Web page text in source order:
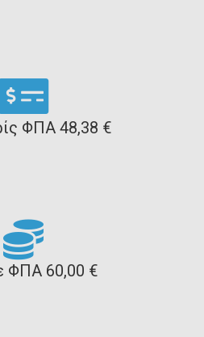
ΦΠΑ 48,38 €
ΦΠΑ 60,00 €